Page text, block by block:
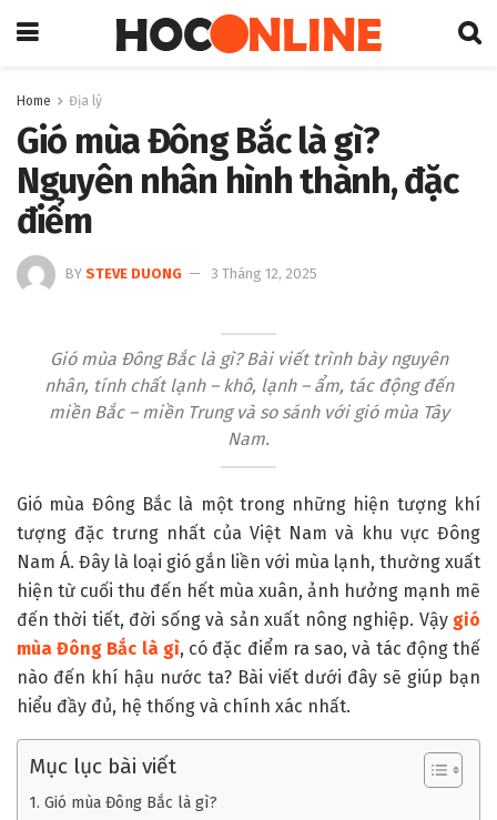
Home Địa lý
Gió mùa Đông Bắc là gì?
Nguyên nhân hình thành, đặc
điểm
BY STEVE DUONG 3 Tháng 12, 2025
Gió mùa Đông Bắc là gì? Bài viết trình bày nguyên
nhân, tính chất lạnh – khô, lạnh – ẩm, tác động đến
miền Bắc – miền Trung và so sánh với gió mùa Tây
Nam.
Gió mùa Đông Bắc là một trong những hiện tượng khí
tượng đặc trưng nhất của Việt Nam và khu vực Đông
Nam Á. Đây là loại gió gắn liền với mùa lạnh, thường xuất
hiện từ cuối thu đến hết mùa xuân, ảnh hưởng mạnh mẽ
đến thời tiết, đời sống và sản xuất nông nghiệp. Vậy gió
mùa Đông Bắc là gì, có đặc điểm ra sao, và tác động thế
nào đến khí hậu nước ta? Bài viết dưới đây sẽ giúp bạn
hiểu đầy đủ, hệ thống và chính xác nhất.
Mục lục bài viết
1. Gió mùa Đông Bắc là gì?